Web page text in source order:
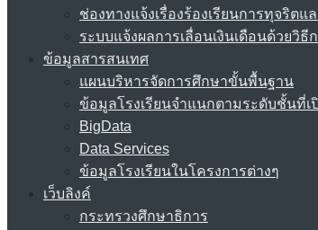
ช่องทางแจ้งเรื่องร้องเรียนการทุจริต
ระบบแจ้งผลการเลื่อนเงินเดือนด้วยวิ
ข้อมูลสารสนเทศ
แผนบริหารจัดการศึกษาขั้นพื้นฐาน
ข้อมูลโรงเรียนจำแนกตามระดับชั้นที่เ
BigData
Data Services
ข้อมูลโรงเรียนในโครงการต่างๆ
เว็บลิงค์
กระทรวงศึกษาธิการ